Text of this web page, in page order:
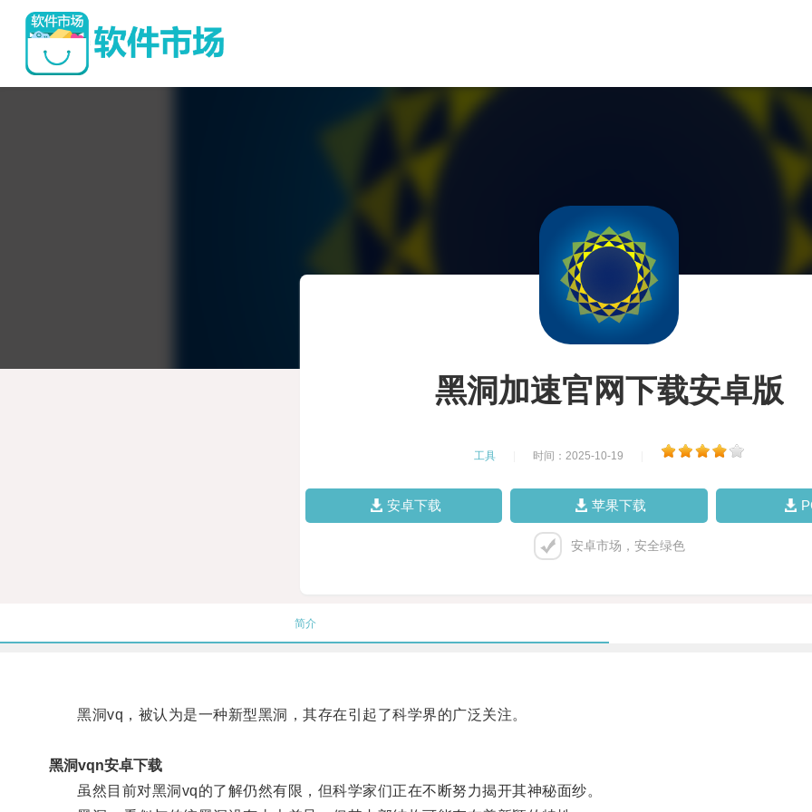
黑洞加速官网下载安卓版
工具 时间：2025-10-19
安卓下载 苹果下载
安卓市场，安全绿色
简介
黑洞vq，被认为是一种新型黑洞，其存在引起了科学界的广泛关注。
黑洞vqn安卓下载
虽然目前对黑洞vq的了解仍然有限，但科学家们正在不断努力揭开其神秘面纱。